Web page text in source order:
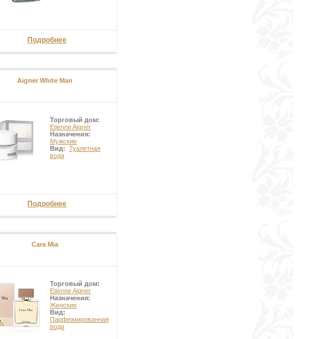
Подробнее
Aigner White Man
Торговый дом:
Etienne Aigner
Назначения:
Мужские
Вид: Туалетная
вода
Подробнее
Cara Mia
Торговый дом:
Etienne Aigner
Назначения:
Женские
Вид:
Парфюмированная
вода